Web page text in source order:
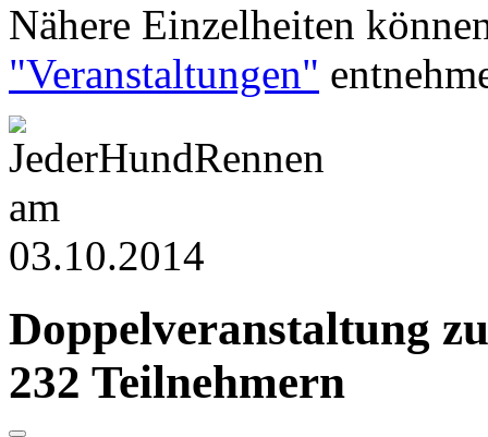
Nähere Einzelheiten
"Veranstaltungen"
Doppelveranstaltung
232 Teilnehmern